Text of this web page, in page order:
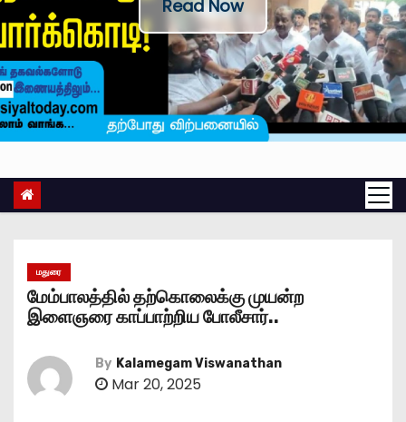
Read Now
மதுரை
மேம்பாலத்தில் தற்கொலைக்கு முயன்ற
இளைஞரை காப்பாற்றிய போலீசார்..
By Kalamegam Viswanathan
Mar 20, 2025